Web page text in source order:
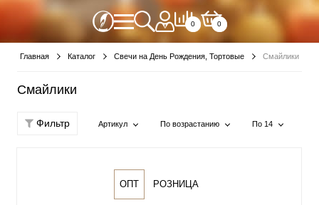
0 0
Главная Каталог Свечи на День Рождения, Тортовые Смайлики
Смайлики
Фильтр Артикул По возрастанию По 14
ОПТ РОЗНИЦА